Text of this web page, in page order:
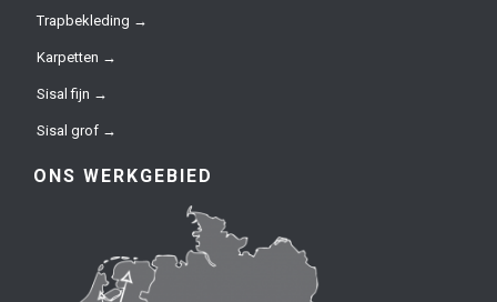
Trapbekleding →
Karpetten →
Sisal fijn →
Sisal grof →
ONS WERKGEBIED